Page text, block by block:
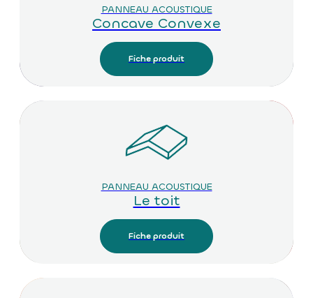
PANNEAU ACOUSTIQUE
Concave Convexe
Fiche produit
PANNEAU ACOUSTIQUE
Le toit
Fiche produit